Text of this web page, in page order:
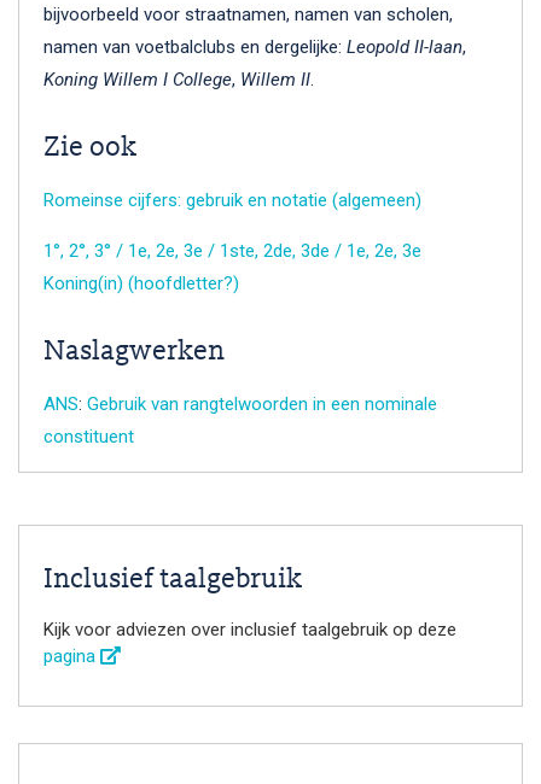
bijvoorbeeld voor straatnamen, namen van scholen,
namen van voetbalclubs en dergelijke: Leopold II-laan,
Koning Willem I College, Willem II.
Zie ook
Romeinse cijfers: gebruik en notatie (algemeen)
1°, 2°, 3° / 1e, 2e, 3e / 1ste, 2de, 3de / 1e, 2e, 3e
Koning(in) (hoofdletter?)
Naslagwerken
ANS: Gebruik van rangtelwoorden in een nominale
constituent
Inclusief taalgebruik
Kijk voor adviezen over inclusief taalgebruik op deze
pagina